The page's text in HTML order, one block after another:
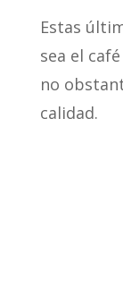
Estas
sea el
no
calidad.